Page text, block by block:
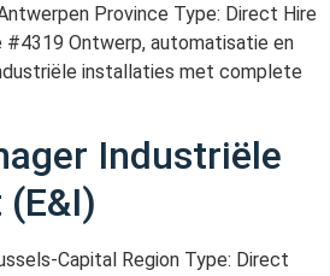
Province Type: Direct Hire
Ontwerp, automatisatie en
installaties met complete
Industriële
Capital Region Type: Direct